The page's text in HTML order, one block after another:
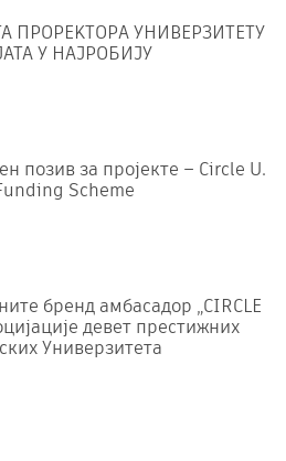
ПРОРЕKТОРА УНИВЕРЗИТЕТУ
У НАЈРОБИЈУ
позив за пројекте – Circle U.
Scheme
бренд амбасадор „CIRCLE
девет престижних
Универзитета